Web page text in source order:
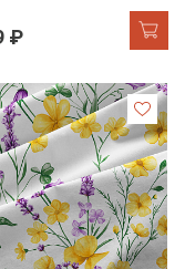
₽